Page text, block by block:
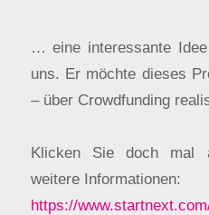
… eine interessante
uns. Er möchte dieses
– über Crowdfunding
Klicken Sie doch mal
weitere Informationen:
https://